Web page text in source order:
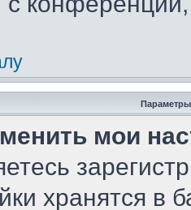
Параметры
мои
хранятся в